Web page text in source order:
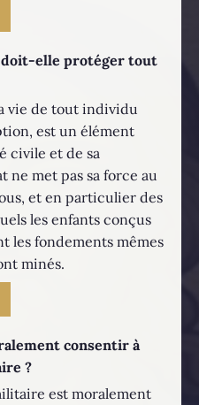
doit-elle protéger tout
vie de tout individu
est un élément
civile et de sa
ne met pas sa force au
et en particulier des
les enfants conçus
les fondements mêmes
minés.
consentir à
?
est moralement